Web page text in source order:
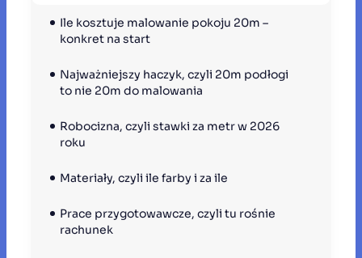
Ile kosztuje malowanie pokoju 20m –
konkret na start
Najważniejszy haczyk, czyli 20m podłogi
to nie 20m do malowania
Robocizna, czyli stawki za metr w 2026
roku
Materiały, czyli ile farby i za ile
Prace przygotowawcze, czyli tu rośnie
rachunek